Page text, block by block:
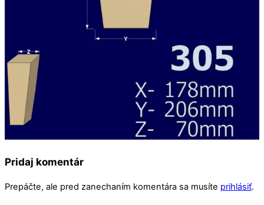
Pridaj komentár
Prepáčte, ale pred zanechaním komentára sa musíte prihlásiť.